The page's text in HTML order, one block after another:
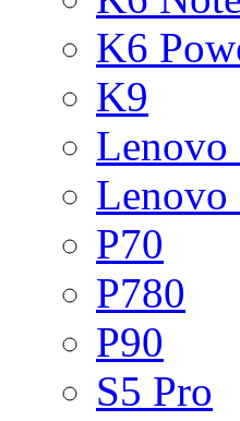
K6
K9
Lenovo
Lenovo
P70
P780
P90
S5 Pro